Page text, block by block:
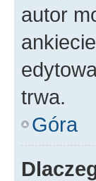
autor
trwa.
Góra